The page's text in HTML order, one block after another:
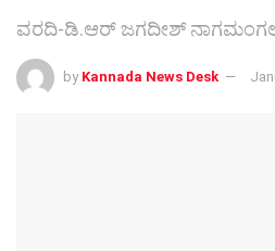
ವರದಿ-ಡಿ.ಆರ್ ಜಗದೀಶ್
by Kannada News Desk